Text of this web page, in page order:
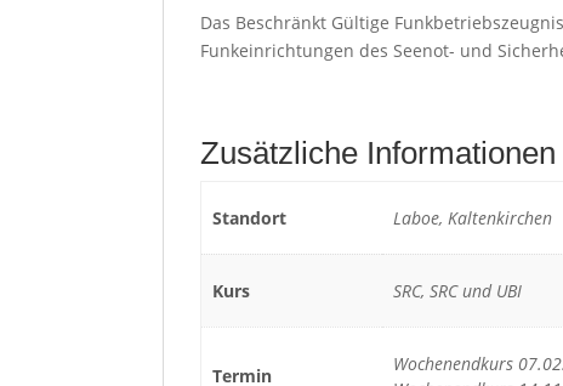
Das Beschränkt Gültige
Funkeinrichtungen des Seenot- und
Zusätzliche Informationen
Standort Laboe, Kaltenkirchen
Kurs SRC, SRC und UBI
Termin
Wochenendkurs